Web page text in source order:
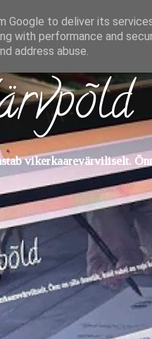
vikerkaarevärviliselt.
Google to deliver its
with performance and
address abuse.